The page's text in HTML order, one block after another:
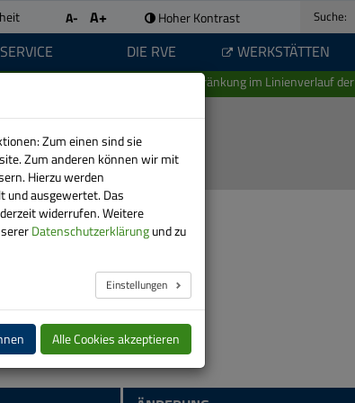
A- A+ Hoher Kontrast Suche:
SERVICE DIE RVE WERKSTÄTTEN
Einschränkung im Linienverlauf der Linie
Zum einen sind sie
Zum anderen können wir mit
Hierzu werden
und ausgewertet. Das
widerrufen. Weitere
Datenschutzerklärungund zu
Einstellungen
Alle Cookies akzeptieren